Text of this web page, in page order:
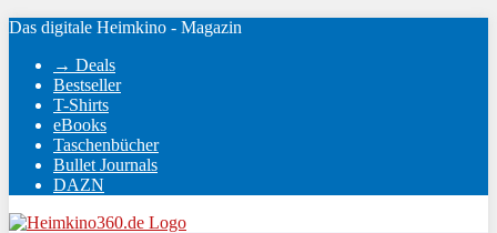
Skip
main
content
Das digitale Heimkino - Magazin
→ Deals
Bestseller
T-Shirts
eBooks
Taschenbücher
Bullet Journals
DAZN